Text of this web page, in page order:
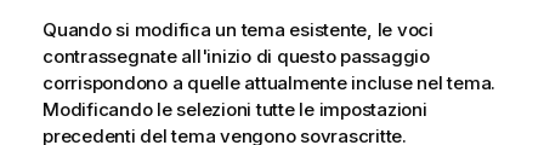
Quando si modifica un tema esistente, le voci
contrassegnate all'inizio di questo passaggio
corrispondono a quelle attualmente incluse nel tema.
Modificando le selezioni tutte le impostazioni
precedenti del tema vengono sovrascritte.